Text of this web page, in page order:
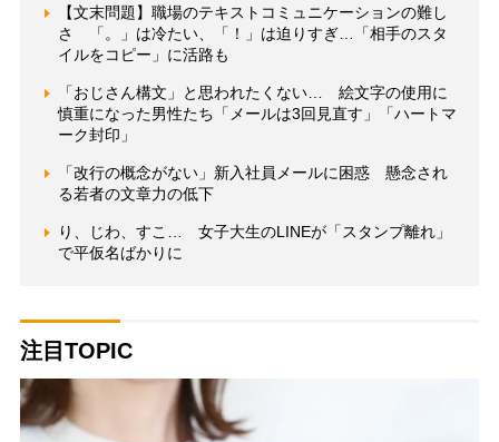
【文末問題】職場のテキストコミュニケーションの難し
さ 「。」は冷たい、「！」は迫りすぎ…「相手のスタ
イルをコピー」に活路も
「おじさん構文」と思われたくない… 絵文字の使用に
慎重になった男性たち「メールは3回見直す」「ハートマ
ーク封印」
「改行の概念がない」新入社員メールに困惑 懸念され
る若者の文章力の低下
り、じわ、すこ… 女子大生のLINEが「スタンプ離れ」
で平仮名ばかりに
注目TOPIC